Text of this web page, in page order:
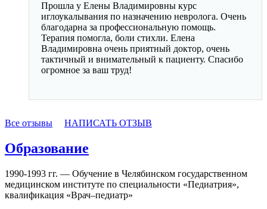
Прошла у Елены Владимировны курс
иглоукалывания по назначению невролога. Очень
благодарна за профессиональную помощь.
Терапия помогла, боли стихли. Елена
Владимировна очень приятный доктор, очень
тактичный и внимательный к пациенту. Спасибо
огромное за ваш труд!
Все отзывы НАПИСАТЬ ОТЗЫВ
Образование
1990-1993 гг. — Обучение в Челябинском государственном
медицинском институте по специальности «Педиатрия»,
квалификация «Врач–педиатр»